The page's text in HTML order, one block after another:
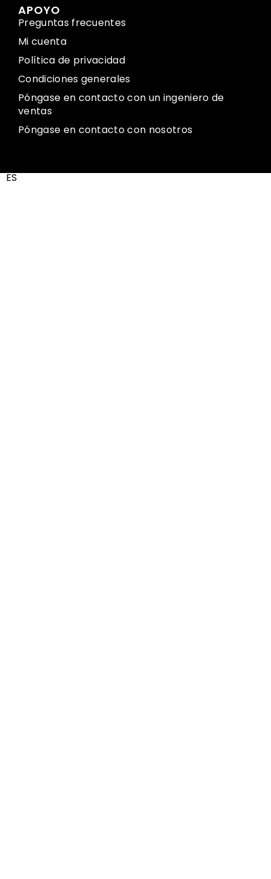
APOYO
Preguntas frecuentes
Mi cuenta
Política de privacidad
Condiciones generales
Póngase en contacto con un ingeniero de
ventas
Póngase en contacto con nosotros
ES